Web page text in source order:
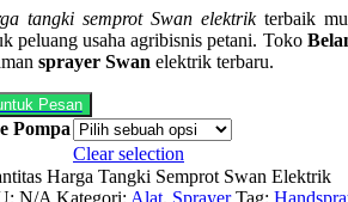
tangki semprot Swan elektrikterbaik
peluang usaha agribisnis petani. Toko
sprayer Swan elektrik terbaru.
Pesan
Pompa
Clear selection
Harga Tangki Semprot Swan Elektrik
N/A Kategori: Alat, Sprayer Tag: